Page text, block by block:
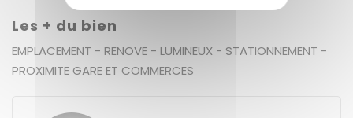
Les + du bien
EMPLACEMENT - RENOVE - LUMINEUX - STATIONNEMENT -
PROXIMITE GARE ET COMMERCES